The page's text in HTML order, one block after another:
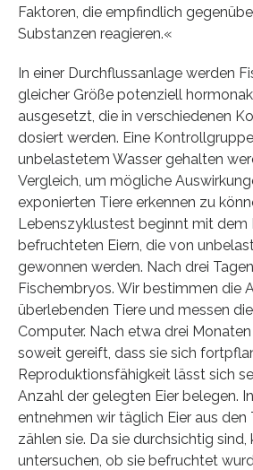
Faktoren, die empfindlich
Substanzen reagieren.«
In einer Durchflussanlage werden
gleicher Größe potenziell
ausgesetzt, die in verschiedenen
dosiert werden. Eine
unbelastetem Wasser gehalten
Vergleich, um mögliche
exponierten Tiere erkennen zu
Lebenszyklustest beginnt mit dem
befruchteten Eiern, die von
gewonnen werden. Nach drei
Fischembryos. Wir bestimmen die
überlebenden Tiere und messen
Computer. Nach etwa drei
soweit gereift, dass sie sich
Reproduktionsfähigkeit lässt sich
Anzahl der gelegten Eier belegen.
entnehmen wir täglich Eier aus den
zählen sie. Da sie durchsichtig sind,
untersuchen, ob sie befruchtet